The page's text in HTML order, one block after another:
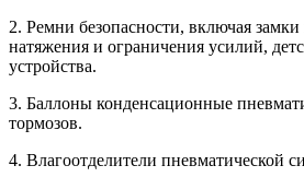
2. Ремни безопасности, включая замки
натяжения и ограничения усилий,
устройства.
3. Баллоны конденсационные
тормозов.
4. Влагоотделители пневматической